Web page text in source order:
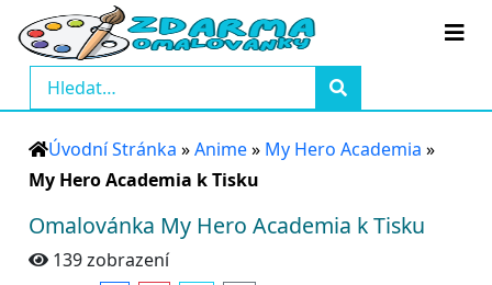
Úvodní Stránka »Anime» My Hero Academia »
My Hero Academia k Tisku
Omalovánka My Hero Academia k Tisku
139 zobrazení